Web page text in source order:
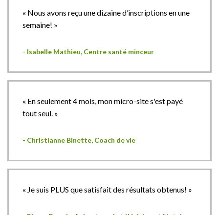
« Nous avons reçu une dizaine d’inscriptions en une
semaine! »
- Isabelle Mathieu, Centre santé minceur
« En seulement 4 mois, mon micro-site s'est payé
tout seul. »
- Christianne Binette, Coach de vie
« Je suis PLUS que satisfait des résultats obtenus! »